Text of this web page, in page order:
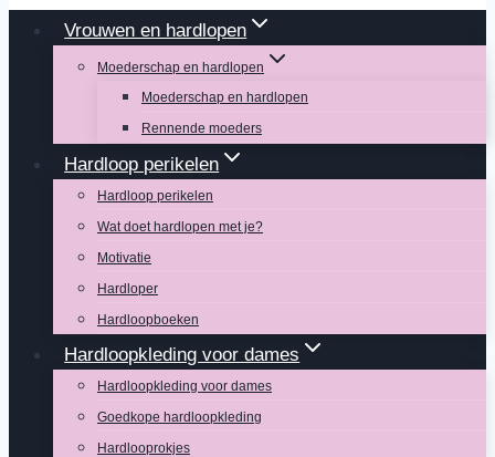
Vrouwen en hardlopen
Moederschap en hardlopen
Moederschap en hardlopen
Rennende moeders
Hardloop perikelen
Hardloop perikelen
Wat doet hardlopen met je?
Motivatie
Hardloper
Hardloopboeken
Hardloopkleding voor dames
Hardloopkleding voor dames
Goedkope hardloopkleding
Hardlooprokjes